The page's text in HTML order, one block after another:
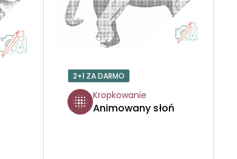
2+1 ZA DARMO
Kropkowanie
Animowany słoń